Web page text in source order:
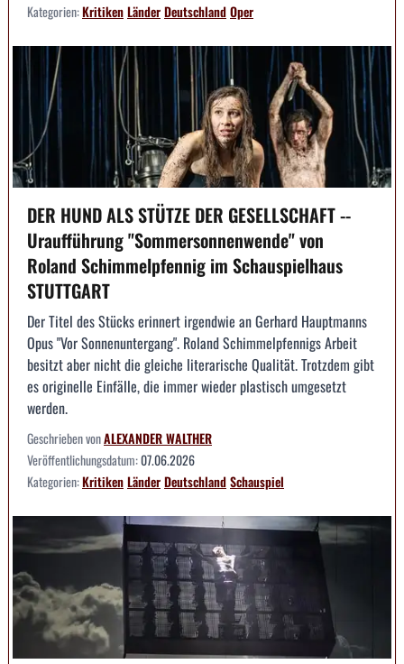
Kategorien:KritikenLänderDeutschlandOper
DER HUND ALS STÜTZE DER GESELLSCHAFT --
Uraufführung "Sommersonnenwende" von
Roland Schimmelpfennig im Schauspielhaus
STUTTGART
Der Titel des Stücks erinnert irgendwie an Gerhard Hauptmanns
Opus "Vor Sonnenuntergang". Roland Schimmelpfennigs Arbeit
besitzt aber nicht die gleiche literarische Qualität. Trotzdem gibt
es originelle Einfälle, die immer wieder plastisch umgesetzt
werden.
Geschrieben vonALEXANDER WALTHER
Veröffentlichungsdatum:07.06.2026
Kategorien:KritikenLänderDeutschlandSchauspiel